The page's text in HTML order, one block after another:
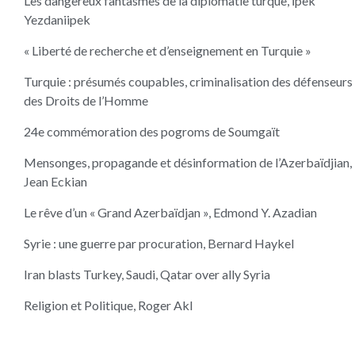
Yezdaniipek
« Liberté de recherche et d’enseignement en Turquie »
Turquie : présumés coupables, criminalisation des défenseurs
des Droits de l’Homme
24e commémoration des pogroms de Soumgaït
Mensonges, propagande et désinformation de l’Azerbaïdjian,
Jean Eckian
Le rêve d’un « Grand Azerbaïdjan », Edmond Y. Azadian
Syrie : une guerre par procuration, Bernard Haykel
Iran blasts Turkey, Saudi, Qatar over ally Syria
Religion et Politique, Roger Akl